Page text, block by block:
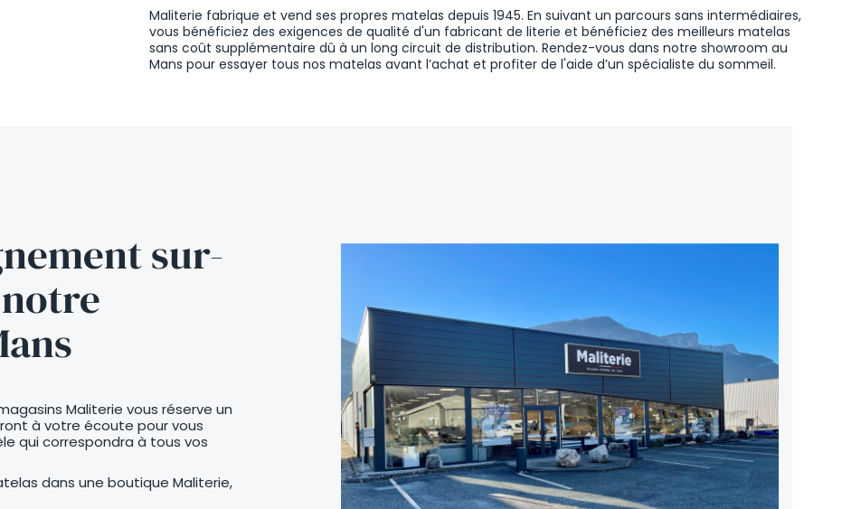
Maliterie fabrique et vend ses propres matelas depuis 1945. En suivant un parcours sans intermédiaires,
vous bénéficiez des exigences de qualité d'un fabricant de literie et bénéficiez des meilleurs matelas
sans coût supplémentaire dû à un long circuit de distribution. Rendez-vous dans notre showroom au
Mans pour essayer tous nos matelas avant l’achat et profiter de l'aide d’un spécialiste du sommeil.
sur-
Maliterie vous réserve un
à votre écoute pour vous
qui correspondra à tous vos
dans une boutique Maliterie,